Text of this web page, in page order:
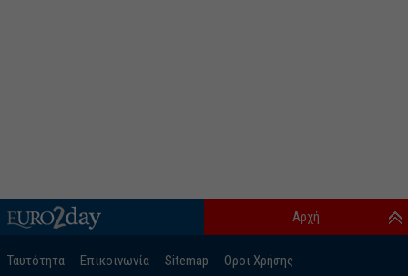
Ταυτότητα Επικοινωνία Sitemap Οροι Χρήσης
Αρχή